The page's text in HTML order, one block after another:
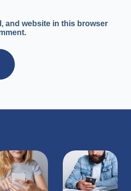
and website in this browser